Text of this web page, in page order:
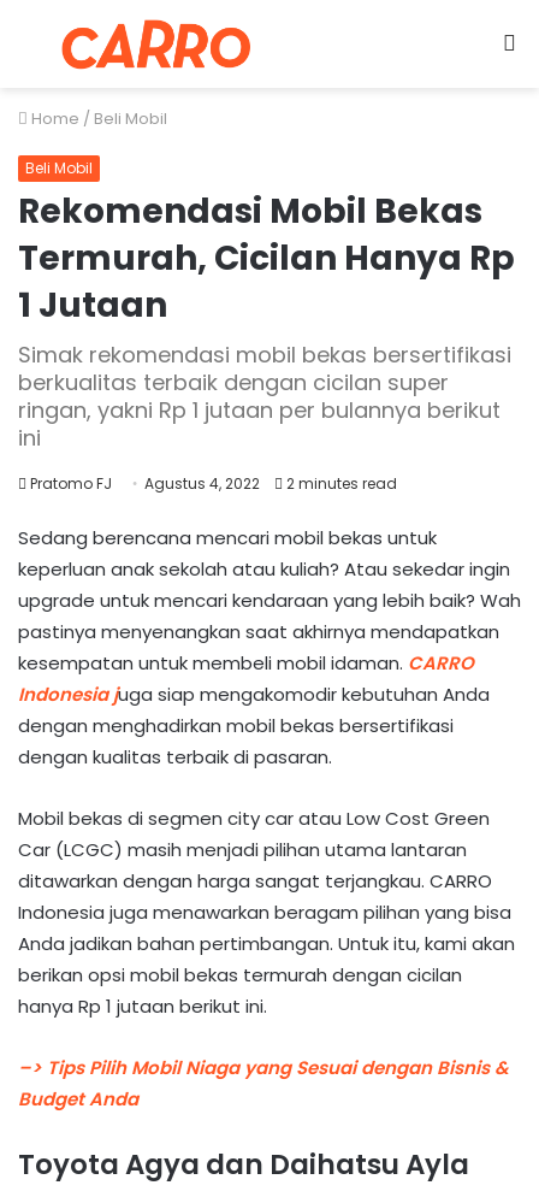
Menu
Home / Beli Mobil
Beli Mobil
Rekomendasi Mobil Bekas
Termurah, Cicilan Hanya Rp
1 Jutaan
Simak rekomendasi mobil bekas bersertifikasi
berkualitas terbaik dengan cicilan super
ringan, yakni Rp 1 jutaan per bulannya berikut
ini
Pratomo FJ Agustus 4, 2022 2 minutes read
Sedang berencana mencari mobil bekas untuk
keperluan anak sekolah atau kuliah? Atau sekedar ingin
upgrade untuk mencari kendaraan yang lebih baik? Wah
pastinya menyenangkan saat akhirnya mendapatkan
kesempatan untuk membeli mobil idaman. CARRO
Indonesia juga siap mengakomodir kebutuhan Anda
dengan menghadirkan mobil bekas bersertifikasi
dengan kualitas terbaik di pasaran.
Mobil bekas di segmen city car atau Low Cost Green
Car (LCGC) masih menjadi pilihan utama lantaran
ditawarkan dengan harga sangat terjangkau. CARRO
Indonesia juga menawarkan beragam pilihan yang bisa
Anda jadikan bahan pertimbangan. Untuk itu, kami akan
berikan opsi mobil bekas termurah dengan cicilan
hanya Rp 1 jutaan berikut ini.
–> Tips Pilih Mobil Niaga yang Sesuai dengan Bisnis &
Budget Anda
Toyota Agya dan Daihatsu Ayla